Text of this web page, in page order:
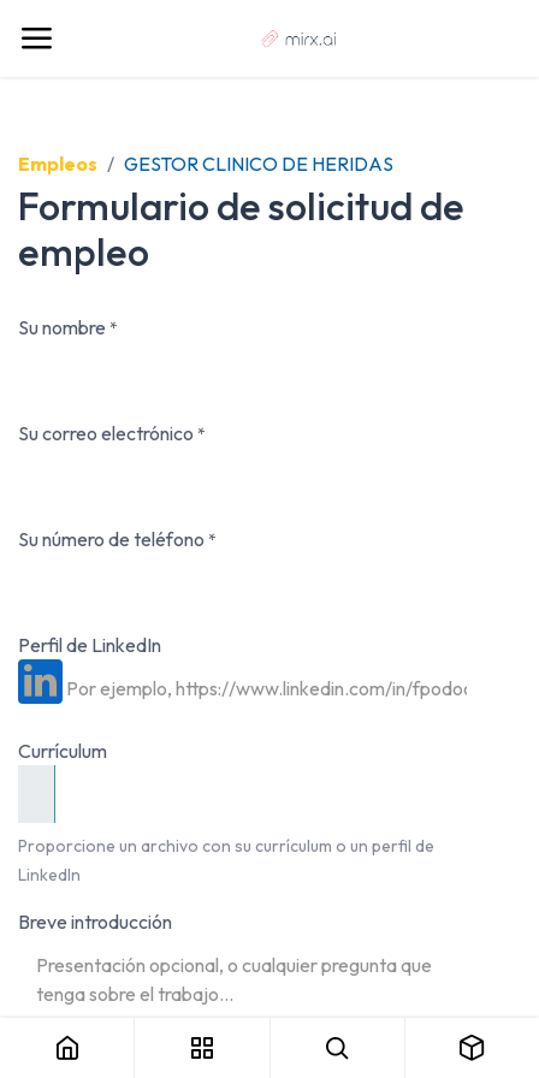
Empleos GESTOR CLINICO DE HERIDAS
Formulario de solicitud de
empleo
Su nombre *
Su correo electrónico *
Su número de teléfono *
Perfil de LinkedIn
Currículum
Proporcione un archivo con su currículum o un perfil de
LinkedIn
Breve introducción